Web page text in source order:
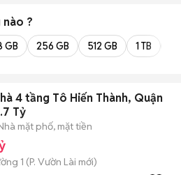
nào ?
GB 256 GB 512 GB 1 TB
4 tầng Tô Hiến Thành, Quận
Tỷ
mặt phố, mặt tiền
1 (P. Vườn Lài mới)